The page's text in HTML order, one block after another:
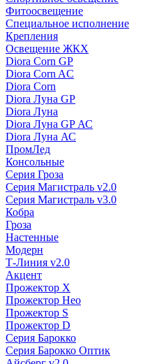
Фитоосвещение
Специальное исполнение
Крепления
Освещение ЖКХ
Diora Corn GP
Diora Corn AC
Diora Corn
Diora Луна GP
Diora Луна
Diora Луна GP АС
Diora Луна АС
ПромЛед
Консольные
Серия Гроза
Серия Магистраль v2.0
Серия Магистраль v3.0
Кобра
Гроза
Настенные
Модерн
Т-Линия v2.0
Акцент
Прожектор X
Прожектор Нео
Прожектор S
Прожектор D
Серия Барокко
Серия Барокко Оптик